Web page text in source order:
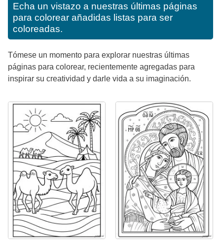
Echa un vistazo a nuestras últimas páginas
para colorear añadidas listas para ser
coloreadas.
Tómese un momento para explorar nuestras últimas
páginas para colorear, recientemente agregadas para
inspirar su creatividad y darle vida a su imaginación.